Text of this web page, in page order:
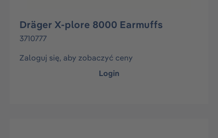
Dräger X-plore 8000 Earmuffs
3710777
Zaloguj się, aby zobaczyć ceny
Login